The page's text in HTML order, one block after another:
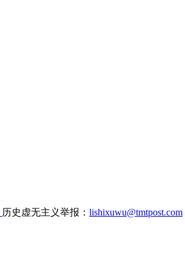
历史虚无主义举报： lishixuwu@tmtpost.com